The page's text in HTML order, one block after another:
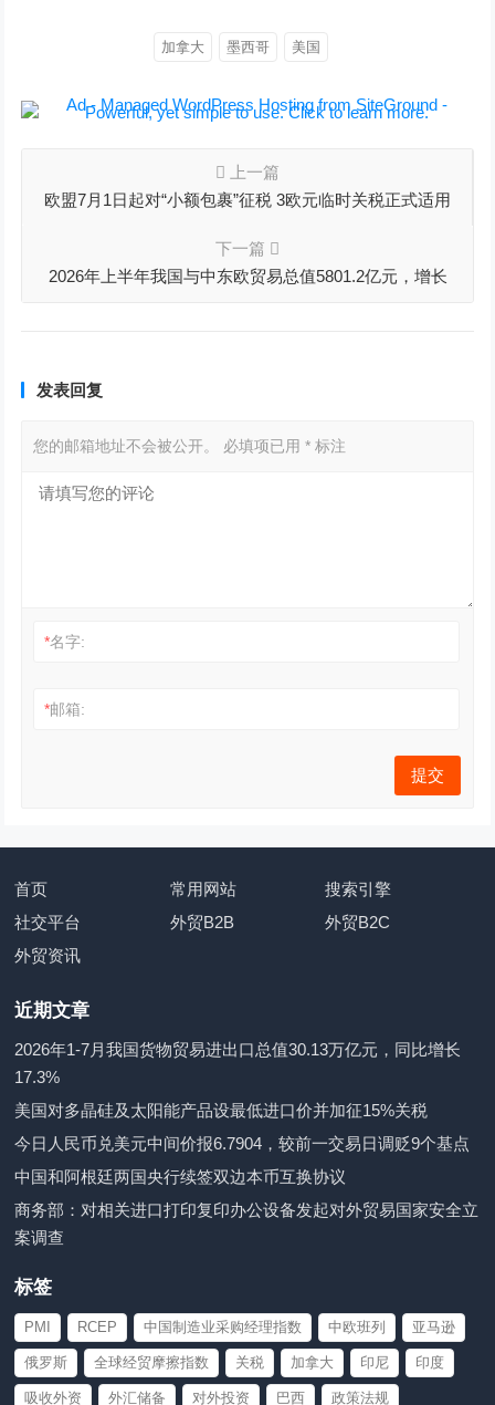
加拿大 墨西哥 美国
上一篇
欧盟7月1日起对“小额包裹”征税 3欧元临时关税正式适用
下一篇
2026年上半年我国与中东欧贸易总值5801.2亿元，增长
发表回复
您的邮箱地址不会被公开。 必填项已用* 标注
*名字:
*邮箱:
首页 常用网站
搜索引擎
社交平台
外贸B2B
外贸B2C
外贸资讯
近期文章
2026年1-7月我国货物贸易进出口总值30.13万亿元，同比增长
17.3%
美国对多晶硅及太阳能产品设最低进口价并加征15%关税
今日人民币兑美元中间价报6.7904，较前一交易日调贬9个基点
中国和阿根廷两国央行续签双边本币互换协议
商务部：对相关进口打印复印办公设备发起对外贸易国家安全立
案调查
标签
PMI RCEP 中国制造业采购经理指数 中欧班列 亚马逊
俄罗斯 全球经贸摩擦指数 关税 加拿大 印尼 印度
吸收外资 外汇储备 对外投资 巴西 政策法规